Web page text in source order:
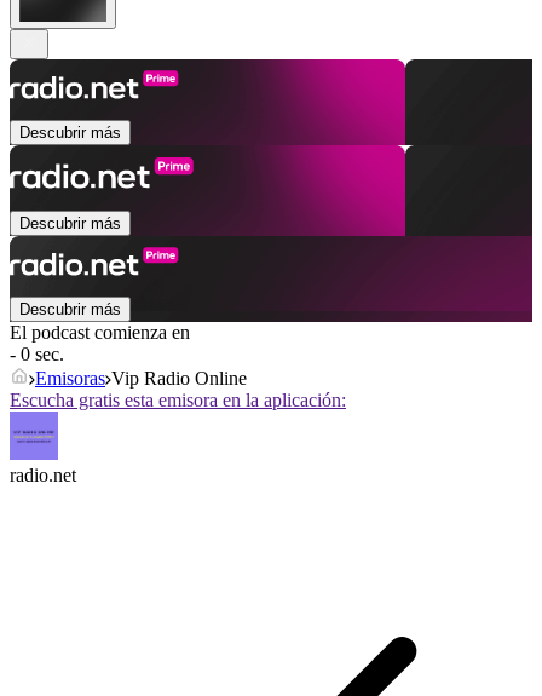
Descubrir más
Descubrir más
Descubrir más
El podcast comienza en
- 0 sec.
Emisoras Vip Radio Online
Escucha gratis esta emisora en la aplicación:
radio.net